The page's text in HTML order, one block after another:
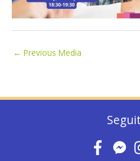
← Previous Media